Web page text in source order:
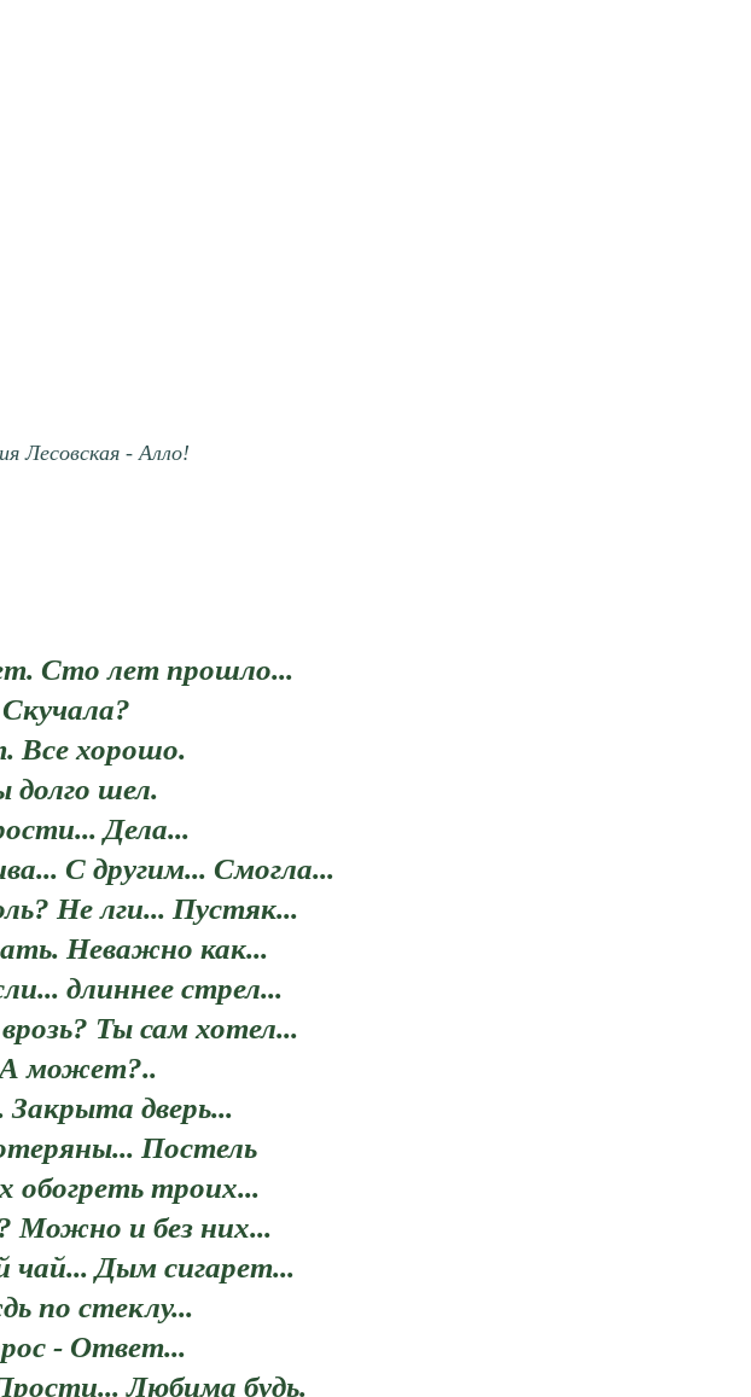
Лесовская - Алло!
Сто лет прошло...
Скучала?
Все хорошо.
долго шел.
Дела...
С другим... Смогла...
Не лги... Пустяк...
Неважно как...
длиннее стрел...
Ты сам хотел...
может?..
дверь...
Постель
обогреть троих...
Можно и без них...
Дым сигарет...
по стеклу...
- Ответ...
Любима будь.